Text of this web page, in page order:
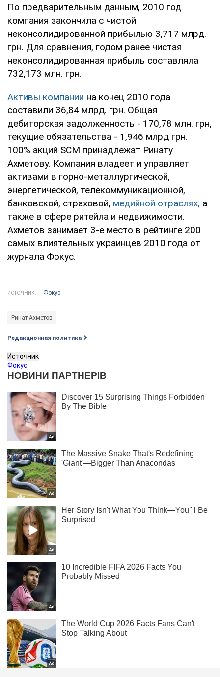
По предварительным данным, 2010 год
компания закончила с чистой
неконсолидированной прибылью 3,717 млрд.
грн. Для сравнения, годом ранее чистая
неконсолидированная прибыль составляла
732,173 млн. грн.
Активы компании на конец 2010 года
составили 36,84 млрд. грн. Общая
дебиторская задолженность - 170,78 млн. грн,
текущие обязательства - 1,946 млрд грн.
100% акций SCM принадлежат Ринату
Ахметову. Компания владеет и управляет
активами в горно-металлургической,
энергетической, телекоммуникационной,
банковской, страховой, медийной отраслях, а
также в сфере ритейла и недвижимости.
Ахметов занимает 3-е место в рейтинге 200
самых влиятельных украинцев 2010 года от
журнала Фокус.
ИСТОЧНИК: Фокус
Ринат Ахметов
Редакционная политика
Источник
Фокус